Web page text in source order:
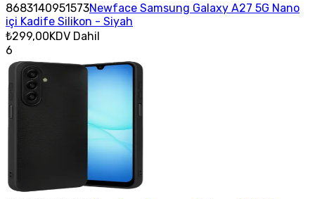
8683140951573Newface Samsung Galaxy A27 5G Nano
içi Kadife Silikon - Siyah
₺299,00KDV Dahil
6